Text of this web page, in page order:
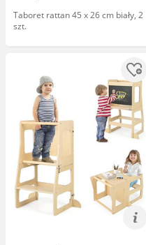
Taboret rattan 45 x 26 cm biały, 2
szt.